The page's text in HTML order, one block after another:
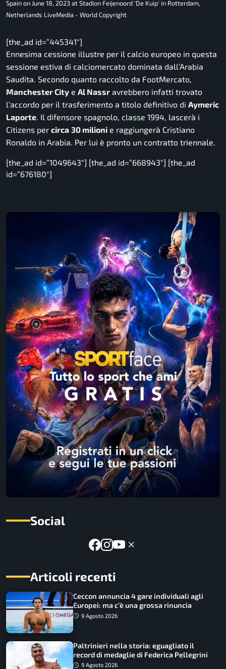
Spain on June 18, 2023 at Stadion Feijenoord 'De Kuip' in Rotterdam,
Netherlands LiveMedia - World Copyright
[the_ad id=”445341″]
Ennesima cessione illustre per il calcio europeo in questa
sessione estiva di calciomercato dominata dall’Arabia
Saudita. Secondo quanto raccolto da FootMercato,
Manchester City e Al Nassr avrebbero infatti trovato
l’accordo per il trasferimento a titolo definitivo di Aymeric
Laporte. Il difensore spagnolo, classe 1994, lascerà i
Citizens per circa 30 milioni e raggiungerà Cristiano
Ronaldo in Arabia. Per lui è pronto un contratto triennale.
[the_ad id=”1049643″] [the_ad id=”668943″] [the_ad
id=”676180″]
Social
Articoli recenti
Ceccon annuncia 4 gare individuali agli
Europei: ma c’è una grossa rinuncia
9 Agosto 2026
Paltrinieri nella storia: eguagliato il
record di medaglie di Federica Pellegrini
9 Agosto 2026